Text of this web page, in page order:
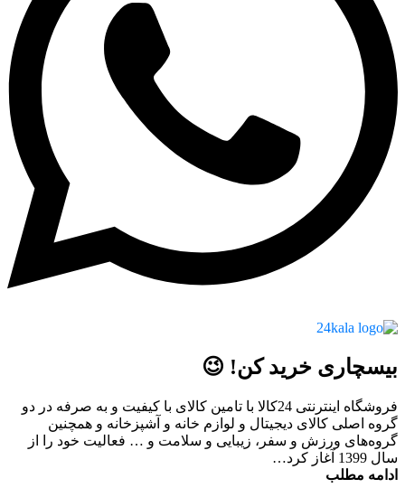
بیسچاری خرید کن! 😉
فروشگاه اینترنتی 24کالا با تامین کالای با کیفیت و به صرفه در دو
گروه اصلی کالای دیجیتال و لوازم خانه و آشپزخانه و همچنین
گروه‌های ورزش و سفر، زیبایی و سلامت و … فعالیت خود را از
سال 1399 آغاز کرد…
ادامه مطلب